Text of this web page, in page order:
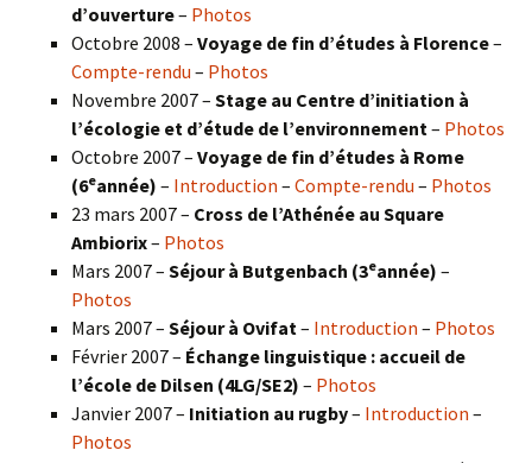
d’ouverture– Photos
Octobre 2008 – Voyage de fin d’études à Florence–
Compte-rendu – Photos
Novembre 2007 – Stage au Centre d’initiation à
l’écologie et d’étude de l’environnement – Photos
Octobre 2007 – Voyage de fin d’études à Rome
(6eannée) – Introduction – Compte-rendu – Photos
23 mars 2007 – Cross de l’Athénée au Square
Ambiorix– Photos
Mars 2007 – Séjour à Butgenbach (3eannée) –
Photos
Mars 2007 – Séjour à Ovifat – Introduction – Photos
Février 2007 – Échange linguistique : accueil de
l’école de Dilsen (4LG/SE2) – Photos
Janvier 2007 – Initiation au rugby– Introduction –
Photos